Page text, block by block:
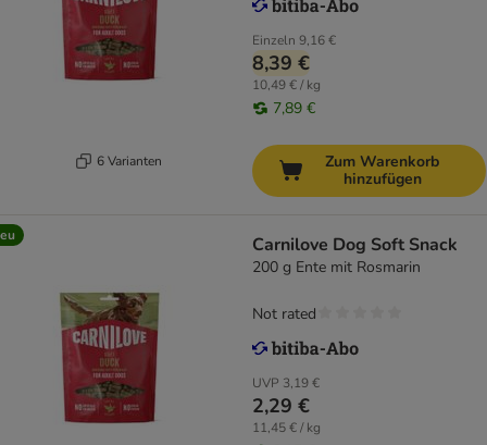
6 Varianten
Einzeln 9,16 €
8,39 €
10,49 € / kg
7,89 €
Zum Warenkorb
hinzufügen
Carnilove Dog Soft Snack
200 g Ente mit Rosmarin
UVP 3,19 €
2,29 €
11,45 € / kg
Not rated